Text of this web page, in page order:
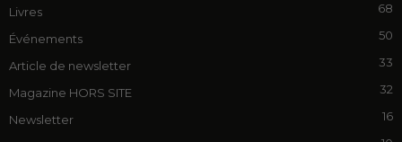
Livres 68
Événements 50
Article de newsletter 33
Magazine HORS SITE 32
Newsletter 16